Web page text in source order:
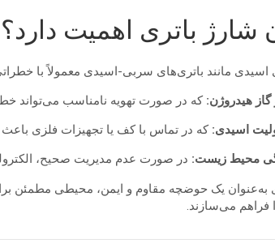
شارژ باتری اهمیت دارد؟
اسیدی مانند باتری‌های سربی-اسیدی معمولاً با
گاز هیدروژن: که در صورت تهویه نامناسب می‌تواند خطر
اسیدی: که در تماس با کف یا تجهیزات فلزی
محیط زیست: در صورت عدم مدیریت صحیح،
به‌عنوان یک حوضچه مقاوم و ایمن، محیطی مطمئن
می‌سازند.